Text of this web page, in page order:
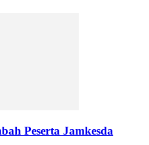
Peserta Jamkesda